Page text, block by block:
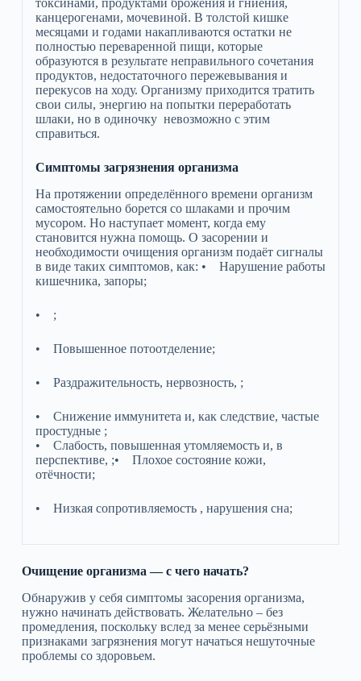
канцерогенами, мочевиной. В толстой кишке
месяцами и годами накапливаются остатки не
полностью переваренной пищи, которые
образуются в результате неправильного сочетания
продуктов, недостаточного пережевывания и
перекусов на ходу. Организму приходится тратить
свои силы, энергию на попытки переработать
шлаки, но в одиночку невозможно с этим
справиться.
Симптомы загрязнения организма
На протяжении определённого времени организм
самостоятельно борется со шлаками и прочим
мусором. Но наступает момент, когда ему
становится нужна помощь. О засорении и
необходимости очищения организм подаёт сигналы
в виде таких симптомов, как: • Нарушение работы
кишечника, запоры;
• ;
• Повышенное потоотделение;
• Раздражительность, нервозность, ;
• Снижение иммунитета и, как следствие, частые
простудные ;
• Слабость, повышенная утомляемость и, в
перспективе, ;• Плохое состояние кожи,
отёчности;
• Низкая сопротивляемость , нарушения сна;
Очищение организма — с чего начать?
Обнаружив у себя симптомы засорения организма,
нужно начинать действовать. Желательно – без
промедления, поскольку вслед за менее серьёзными
признаками загрязнения могут начаться нешуточные
проблемы со здоровьем.